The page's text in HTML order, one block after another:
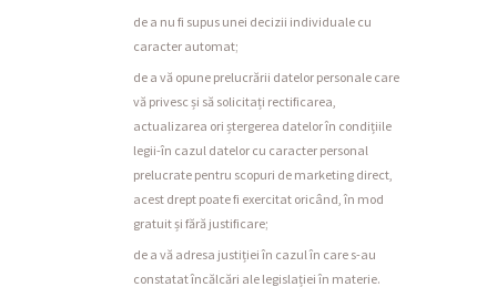
de a nu fi supus unei decizii individuale cu
caracter automat;
de a vă opune prelucrării datelor personale care
vă privesc și să solicitați rectificarea,
actualizarea ori ștergerea datelor în condițiile
legii-în cazul datelor cu caracter personal
prelucrate pentru scopuri de marketing direct,
acest drept poate fi exercitat oricând, în mod
gratuit și fără justificare;
de a vă adresa justiției în cazul în care s-au
constatat încălcări ale legislației în materie.